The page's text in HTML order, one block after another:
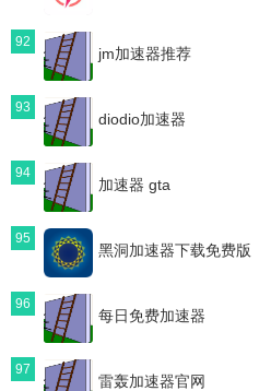
92
jm加速器推荐
93
diodio加速器
94
加速器 gta
95
黑洞加速器下载免费版
96
每日免费加速器
97
雷轰加速器官网